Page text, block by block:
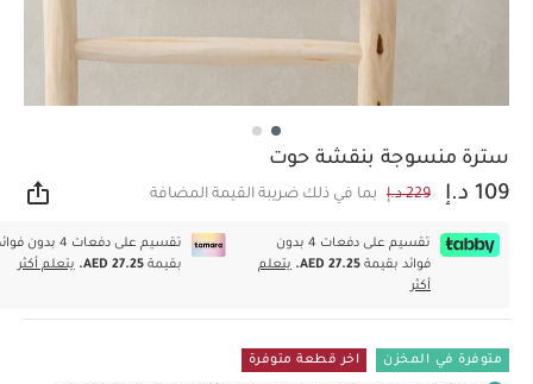
سترة منسوجة بنقشة حوت
109 د.إ 229 د.إ بما في ذلك ضريبة القيمة المضافة
تقسيم على دفعات 4 بدون
فوائد بقيمة AED 27.25.
يتعلم
أكثر
تقسيم على دفعات 4 بدون
بقيمةAED 27.25. يتعلم أكثر
متوفرة في المخزن اخر قطعة متوفرة